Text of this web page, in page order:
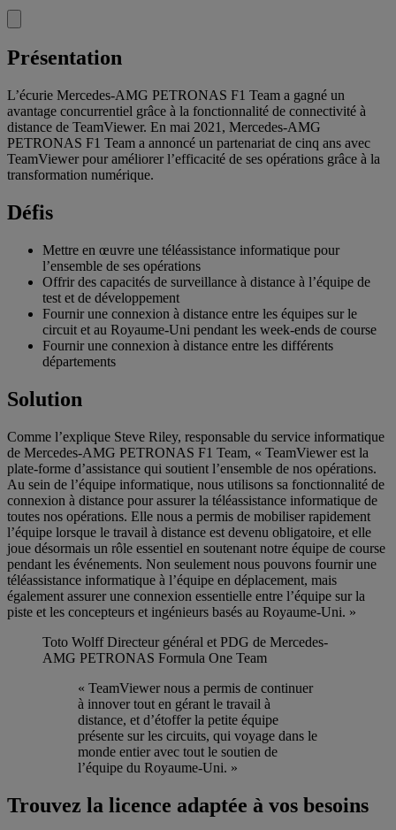
Présentation
L’écurie Mercedes-AMG PETRONAS F1 Team a gagné un
avantage concurrentiel grâce à la fonctionnalité de connectivité à
distance de TeamViewer. En mai 2021, Mercedes-AMG
PETRONAS F1 Team a annoncé un partenariat de cinq ans avec
TeamViewer pour améliorer l’efficacité de ses opérations grâce à la
transformation numérique.
Défis
Mettre en œuvre une téléassistance informatique pour
l’ensemble de ses opérations
Offrir des capacités de surveillance à distance à l’équipe de
test et de développement
Fournir une connexion à distance entre les équipes sur le
circuit et au Royaume-Uni pendant les week-ends de course
Fournir une connexion à distance entre les différents
départements
Solution
Comme l’explique Steve Riley, responsable du service informatique
de Mercedes-AMG PETRONAS F1 Team, « TeamViewer est la
plate-forme d’assistance qui soutient l’ensemble de nos opérations.
Au sein de l’équipe informatique, nous utilisons sa fonctionnalité de
connexion à distance pour assurer la téléassistance informatique de
toutes nos opérations. Elle nous a permis de mobiliser rapidement
l’équipe lorsque le travail à distance est devenu obligatoire, et elle
joue désormais un rôle essentiel en soutenant notre équipe de course
pendant les événements. Non seulement nous pouvons fournir une
téléassistance informatique à l’équipe en déplacement, mais
également assurer une connexion essentielle entre l’équipe sur la
piste et les concepteurs et ingénieurs basés au Royaume-Uni. »
Toto Wolff Directeur général et PDG de Mercedes-
AMG PETRONAS Formula One Team
« TeamViewer nous a permis de continuer
à innover tout en gérant le travail à
distance, et d’étoffer la petite équipe
présente sur les circuits, qui voyage dans le
monde entier avec tout le soutien de
l’équipe du Royaume-Uni. »
Trouvez la licence adaptée à vos besoins